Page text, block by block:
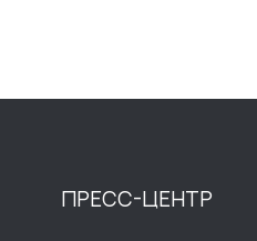
ПРЕСС-ЦЕНТР